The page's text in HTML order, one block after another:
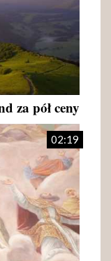
za pół ceny
02:19